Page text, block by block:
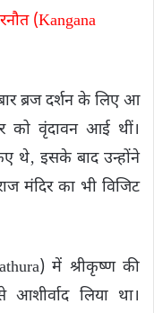
(Kangana
ब्रज दर्शन के लिए आ
को वृंदावन आई थीं।
थे‚ इसके बाद उन्होंने
मंदिर का भी विजिट
में श्रीकृष्ण की
लिया था।